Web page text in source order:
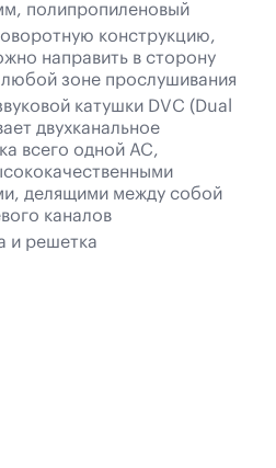
полипропиленовый
конструкцию,
направить в сторону
зоне прослушивания
катушки DVC (Dual
двухканальное
всего одной АС,
делящими между собой
каналов
и решетка